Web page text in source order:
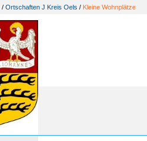
/ Ortschaften J Kreis Oels / Kleine Wohnplätze